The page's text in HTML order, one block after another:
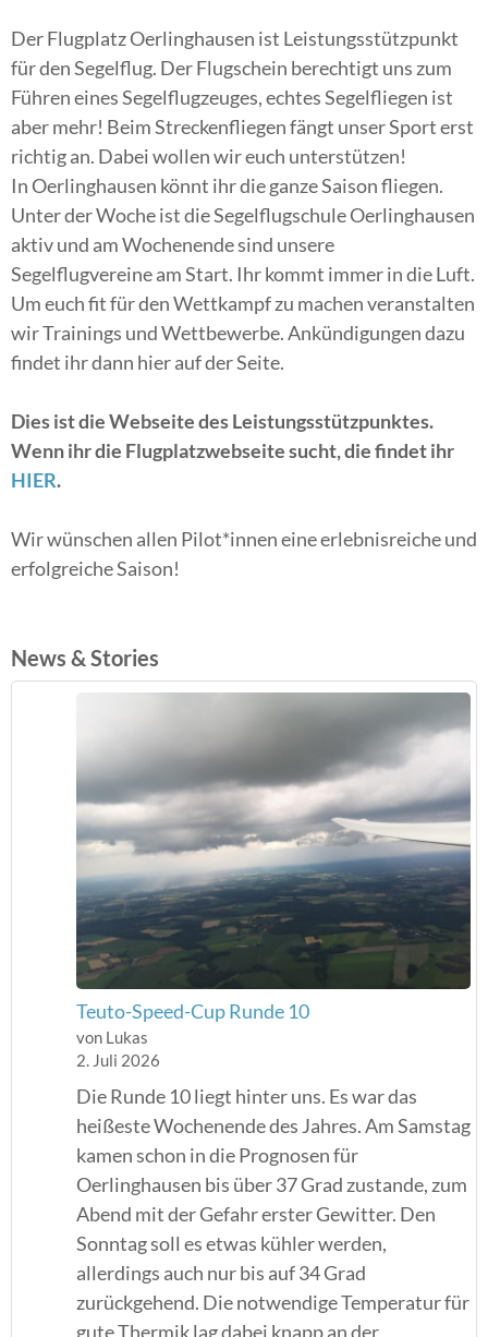
Der Flugplatz Oerlinghausen ist Leistungsstützpunkt
für den Segelflug. Der Flugschein berechtigt uns zum
Führen eines Segelflugzeuges, echtes Segelfliegen ist
aber mehr! Beim Streckenfliegen fängt unser Sport erst
richtig an. Dabei wollen wir euch unterstützen!
In Oerlinghausen könnt ihr die ganze Saison fliegen.
Unter der Woche ist die Segelflugschule Oerlinghausen
aktiv und am Wochenende sind unsere
Segelflugvereine am Start. Ihr kommt immer in die Luft.
Um euch fit für den Wettkampf zu machen veranstalten
wir Trainings und Wettbewerbe. Ankündigungen dazu
findet ihr dann hier auf der Seite.
Dies ist die Webseite des Leistungsstützpunktes.
Wenn ihr die Flugplatzwebseite sucht, die findet ihr
HIER.
Wir wünschen allen Pilot*innen eine erlebnisreiche und
erfolgreiche Saison!
News & Stories
Teuto-Speed-Cup Runde 10
von Lukas
2. Juli 2026
Die Runde 10 liegt hinter uns. Es war das
heißeste Wochenende des Jahres. Am Samstag
kamen schon in die Prognosen für
Oerlinghausen bis über 37 Grad zustande, zum
Abend mit der Gefahr erster Gewitter. Den
Sonntag soll es etwas kühler werden,
allerdings auch nur bis auf 34 Grad
zurückgehend. Die notwendige Temperatur für
gute Thermik lag dabei knapp an der